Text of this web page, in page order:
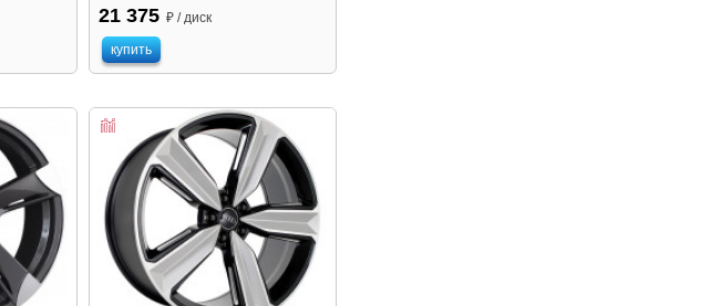
21 375 ₽ / диск
купить